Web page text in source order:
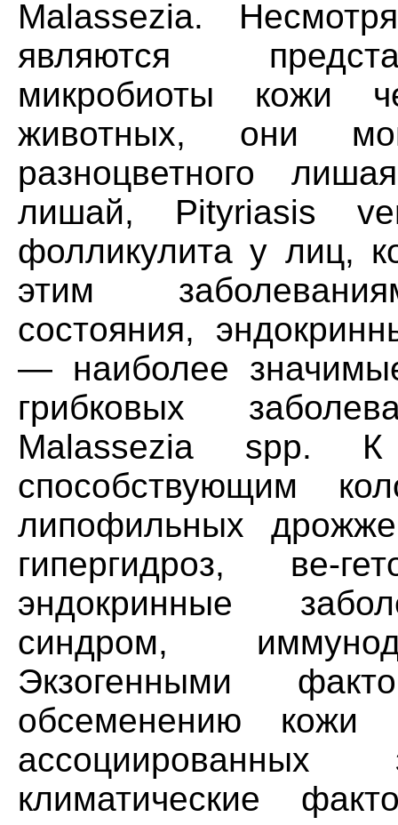
Malassezia.
являются
микробиоты кожи
животных, они
разноцветного
лишай, Pityriasis
фолликулита у лиц,
этим
состояния,
— наиболее
грибковых
Malassezia spp. К
способствующим
липофильных
гипергидроз, ве-
эндокринные
синдром,
Экзогенными
обсеменению кожи
ассоциированных
климатические